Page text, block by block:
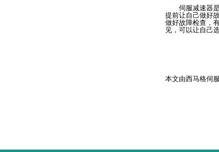
伺服减速器
提前让自己做好
做好故障检查，
见，可以让自己
本文由西马格伺